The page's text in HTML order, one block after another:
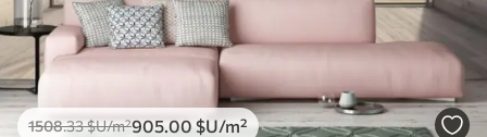
1508.33$U/m²905.00 $U/m²